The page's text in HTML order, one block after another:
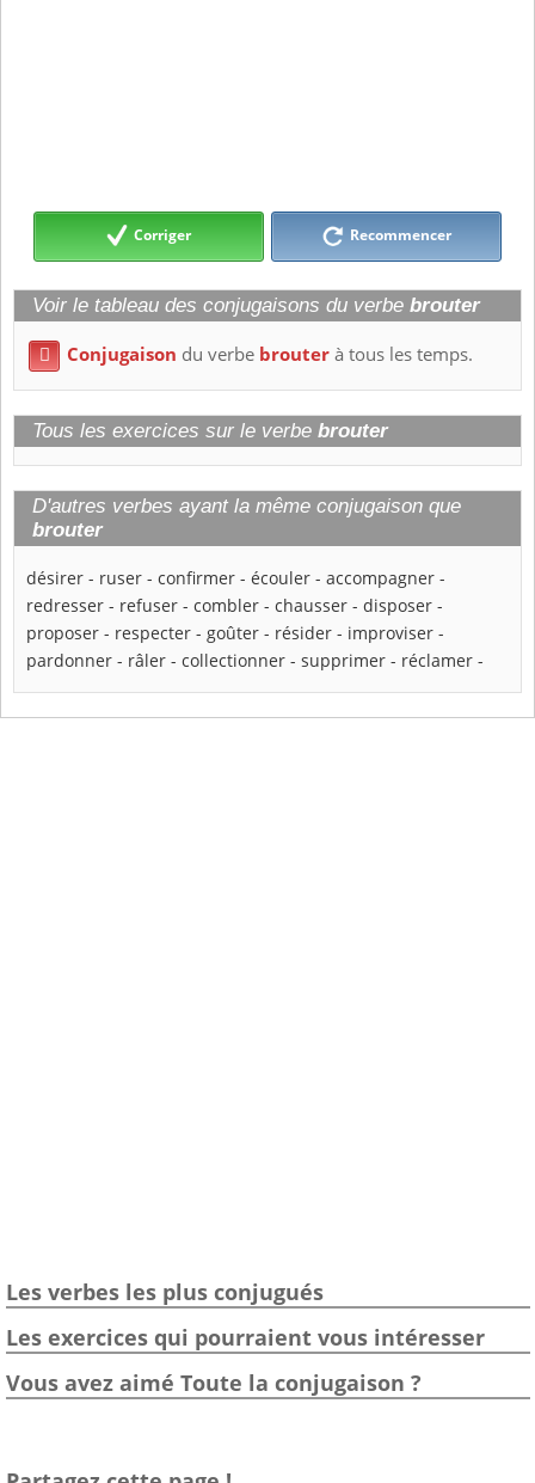
Corriger Recommencer
Voir le tableau des conjugaisons du verbe brouter
 Conjugaison du verbe brouterà tous les temps.
Tous les exercices sur le verbe brouter
D'autres verbes ayant la même conjugaison que
brouter
désirer - ruser - confirmer - écouler - accompagner -
redresser - refuser - combler - chausser - disposer -
proposer - respecter - goûter - résider - improviser -
pardonner - râler - collectionner - supprimer - réclamer -
Les verbes les plus conjugués
Les exercices qui pourraient vous intéresser
Vous avez aimé Toute la conjugaison ?